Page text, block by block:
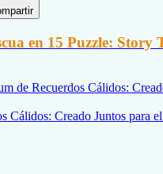
en 15 Puzzle: Story
Cálidos: Creado Juntos para